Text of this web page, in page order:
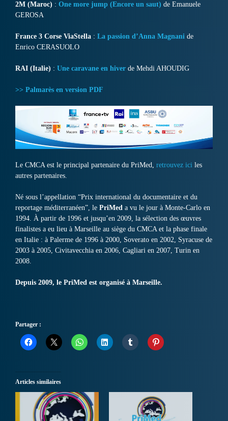
2M (Maroc) : One more jump (Encore un saut) de Emanuele
GEROSA
France 3 Corse ViaStella : La passion d’Anna Magnani de
Enrico CERASUOLO
RAI (Italie) : Une caravane en hiver de Mehdi AHOUDIG
>> Palmarès en version PDF
Le CMCA est le principal partenaire du PriMed, retrouvez ici les
autres partenaires.
Né sous l’appellation “Prix international du documentaire et du
reportage méditerranéen”, le PriMed a vu le jour à Monte-Carlo en
1994. À partir de 1996 et jusqu’en 2009, la sélection des œuvres
finalistes a eu lieu à Marseille au siège du CMCA et la phase finale
en Italie : à Palerme de 1996 à 2000, Soverato en 2002, Syracuse de
2003 à 2005, Civitavecchia en 2006, Cagliari en 2007, Turin en
2008.
Depuis 2009, le PriMed est organisé à Marseille.
Partager :
Articles similaires